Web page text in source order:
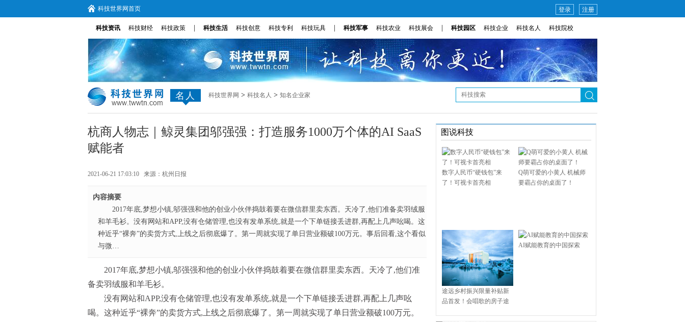
科技世界网首页 注册
登录
科技资讯 科技财经 科技政策 科技生活 科技创意 科技专利 科技玩具 科技军事 科技农业 科技展会 科技园区 科技企业 科技名人 科技院校
名人 科技世界网 > 科技名人 > 知名企业家
杭商人物志｜鲸灵集团邬强强：打造服务1000万个体的AI SaaS
赋能者
2021-06-21 17:03:10 来源： 杭州日报
内容摘要
2017年底,梦想小镇,邬强强和他的创业小伙伴捣鼓着要在微信群里卖东西。天冷了,他们准备卖羽绒服
和羊毛衫。没有网站和APP,没有仓储管理,也没有发单系统,就是一个下单链接丢进群,再配上几声吆喝。这
种近乎“裸奔”的卖货方式,上线之后彻底爆了。第一周就实现了单日营业额破100万元。事后回看,这个看似
与微…
2017年底,梦想小镇,邬强强和他的创业小伙伴捣鼓着要在微信群里卖东西。天冷了,他们准
备卖羽绒服和羊毛衫。
没有网站和APP,没有仓储管理,也没有发单系统,就是一个下单链接丢进群,再配上几声吆
喝。这种近乎“裸奔”的卖货方式,上线之后彻底爆了。第一周就实现了单日营业额破100万元。
图说科技
数字人民币“硬钱包”来
了！可视卡首亮相
Q萌可爱的小黄人 机械师
要霸占你的桌面了！
途远乡村振兴限量补贴新
品首发！会唱歌的房子途
AI赋能教育的中国探索